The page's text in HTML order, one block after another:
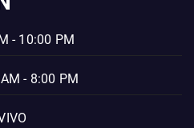
- 10:00 PM
- 8:00 PM